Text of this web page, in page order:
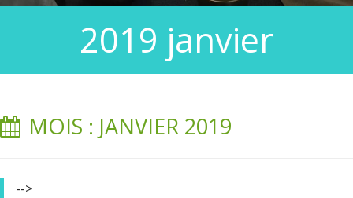
2019 janvier
MOIS : JANVIER 2019
-->